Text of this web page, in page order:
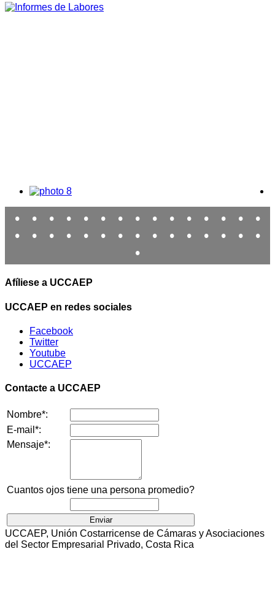
• • • • • • • • • • • • • •
•
•
• • • • • • • • • • • • •
•
•
Afíliese a UCCAEP
UCCAEP en redes sociales
Facebook
Twitter
Youtube
UCCAEP
Contacte a UCCAEP
Nombre*:
E-mail*:
Mensaje*:
Cuantos ojos tiene una persona promedio?
UCCAEP, Unión Costarricense de Cámaras y Asociaciones
del Sector Empresarial Privado, Costa Rica